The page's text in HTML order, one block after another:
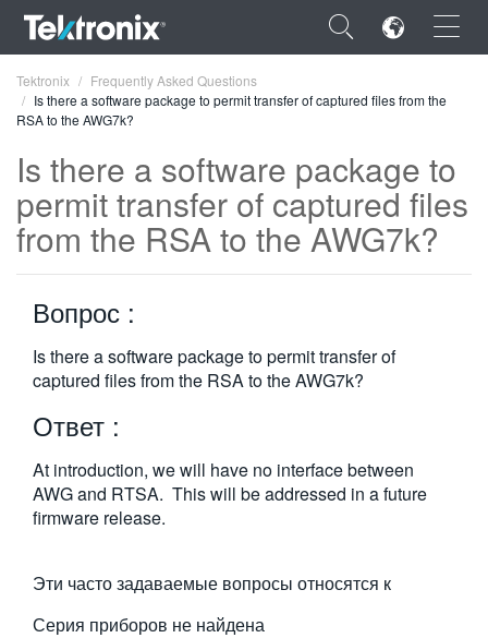
×
ENGLISH
FRANÇAIS
简体中文
日本語
한국어
繁體中文
Tektronix
Frequently Asked Questions
Is there a software package to permit transfer of captured files from the
RSA to the AWG7k?
Is there a software package to
permit transfer of captured files
from the RSA to the AWG7k?
Вопрос :
Is there a software package to permit transfer of
captured files from the RSA to the AWG7k?
Ответ :
At introduction, we will have no interface between
AWG and RTSA. This will be addressed in a future
firmware release.
Эти часто задаваемые вопросы относятся к
Серия приборов не найдена